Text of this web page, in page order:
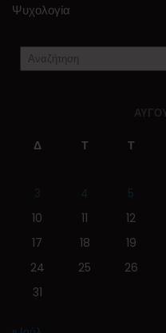
Ψυχολογία
Δ Τ Τ
3
4 5
10
11 12
17
18 19
24
25 26
31